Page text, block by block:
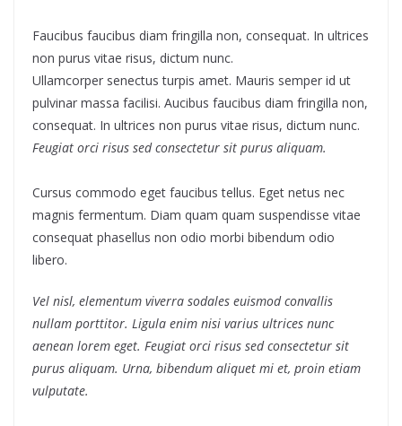
Faucibus faucibus diam fringilla non, consequat. In ultrices
non purus vitae risus, dictum nunc.
Ullamcorper senectus turpis amet. Mauris semper id ut
pulvinar massa facilisi. Aucibus faucibus diam fringilla non,
consequat. In ultrices non purus vitae risus, dictum nunc.
Feugiat orci risus sed consectetur sit purus aliquam.
Cursus commodo eget faucibus tellus. Eget netus nec
magnis fermentum. Diam quam quam suspendisse vitae
consequat phasellus non odio morbi bibendum odio
libero.
Vel nisl, elementum viverra sodales euismod convallis
nullam porttitor. Ligula enim nisi varius ultrices nunc
aenean lorem eget. Feugiat orci risus sed consectetur sit
purus aliquam. Urna, bibendum aliquet mi et, proin etiam
vulputate.